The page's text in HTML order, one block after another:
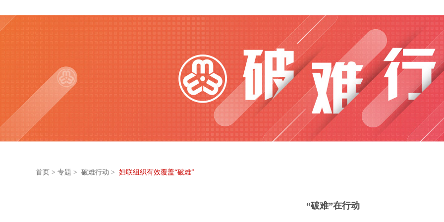
首页 > 专题 > 破难行动 > 妇联组织有效覆盖“破难”
“破难”在行动